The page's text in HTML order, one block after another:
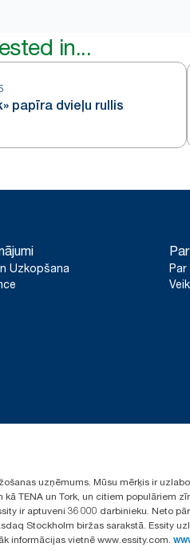
in...
papīra dvieļu rullis
Uzkopšana
Par
uzņēmums. Mūsu mērķis ir
TENA un Tork, un citiem populāriem
ir aptuveni 36 000 darbinieku. Neto
Stockholm biržas sarakstā. Essity
informācijas vietnē www.essity.com.